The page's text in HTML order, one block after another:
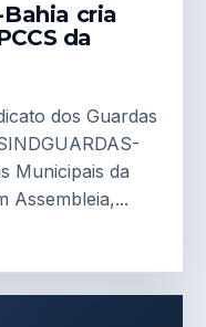
Bahia cria
da
dos Guardas
Municipais da
Assembleia,...